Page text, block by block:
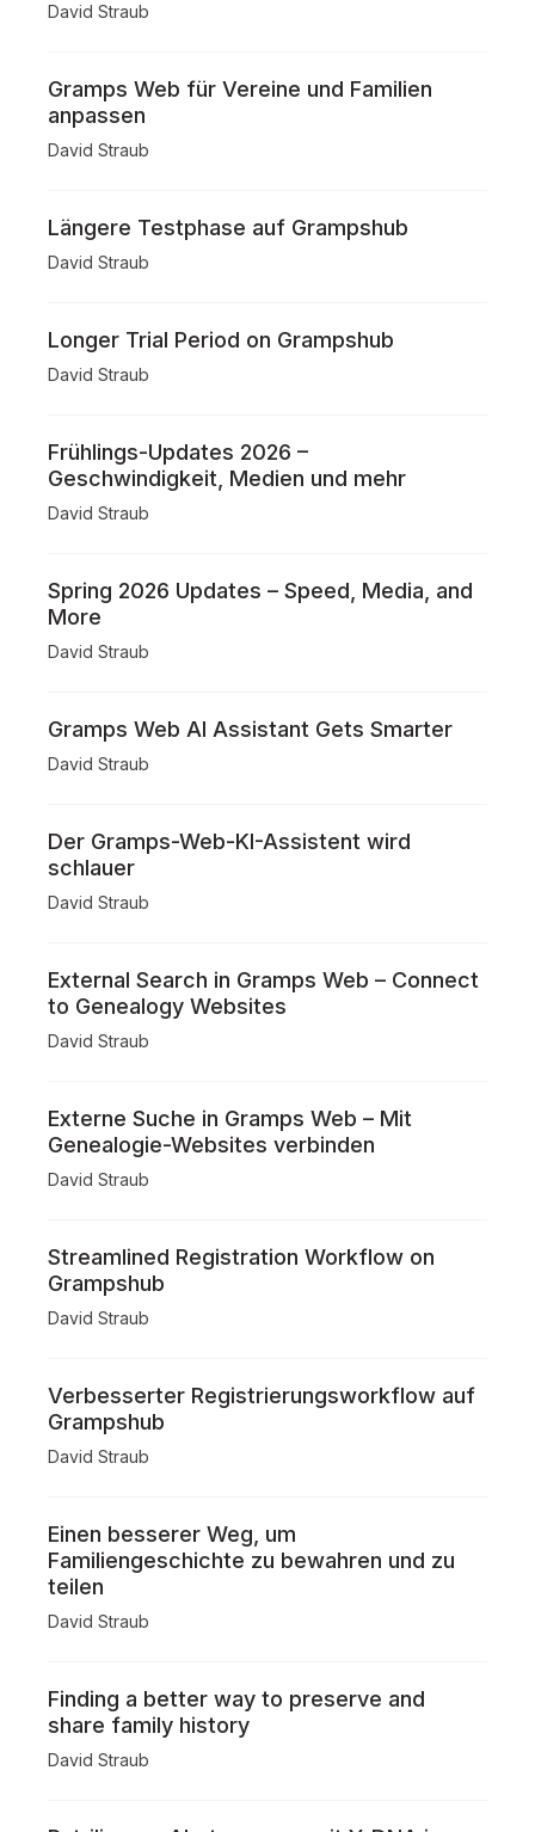
David Straub
Gramps Web für Vereine und Familien
anpassen
David Straub
Längere Testphase auf Grampshub
David Straub
Longer Trial Period on Grampshub
David Straub
Frühlings-Updates 2026 –
Geschwindigkeit, Medien und mehr
David Straub
Spring 2026 Updates – Speed, Media, and
More
David Straub
Gramps Web AI Assistant Gets Smarter
David Straub
Der Gramps-Web-KI-Assistent wird
schlauer
David Straub
External Search in Gramps Web – Connect
to Genealogy Websites
David Straub
Externe Suche in Gramps Web – Mit
Genealogie-Websites verbinden
David Straub
Streamlined Registration Workflow on
Grampshub
David Straub
Verbesserter Registrierungsworkflow auf
Grampshub
David Straub
Einen besserer Weg, um
Familiengeschichte zu bewahren und zu
teilen
David Straub
Finding a better way to preserve and
share family history
David Straub